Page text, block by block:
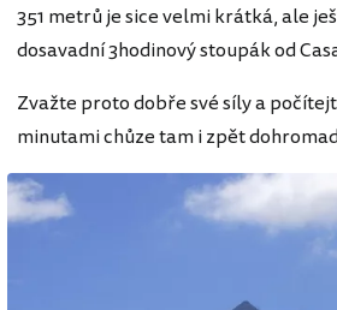
351 metrů je sice velmi krátká, ale
dosavadní 3hodinový stoupák od
Zvažte proto dobře své síly a
minutami chůze tam i zpět